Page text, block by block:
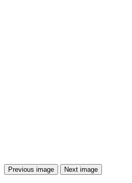
Previous image Next image